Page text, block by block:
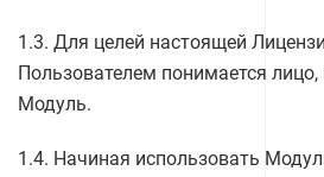
1.3. Для целей настоящей
Пользователем понимается
Модуль.
1.4. Начиная использовать